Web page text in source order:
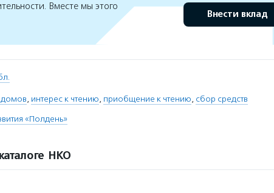
Вместе мы этого
Внести вклад
домов, интерес к чтению, приобщение к чтению, сбор средств
«Полдень»
НКО